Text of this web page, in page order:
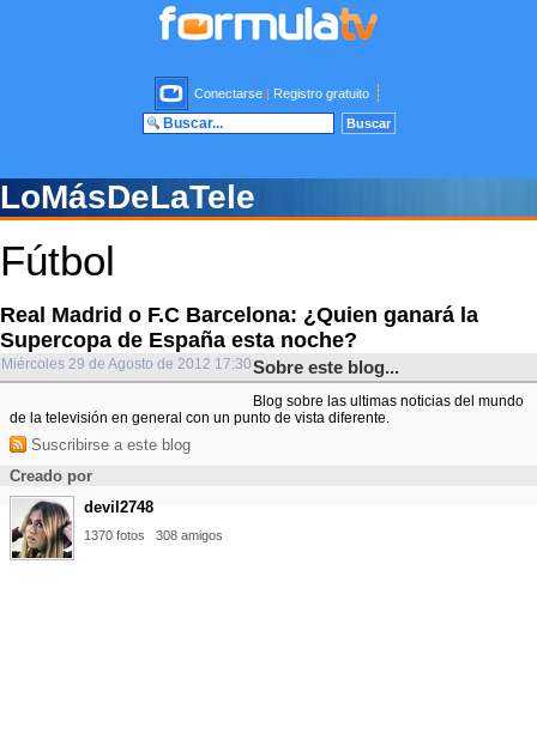
Conectarse | Registro gratuito
LoMásDeLaTele
Fútbol
Real Madrid o F.C Barcelona: ¿Quien ganará la
Supercopa de España esta noche?
Miércoles 29 de Agosto de 2012 17:30Sobre este blog...
Blog sobre las ultimas noticias del mundo
de la televisión en general con un punto de vista diferente.
Suscribirse a este blog
Creado por
devil2748
1370 fotos 308 amigos